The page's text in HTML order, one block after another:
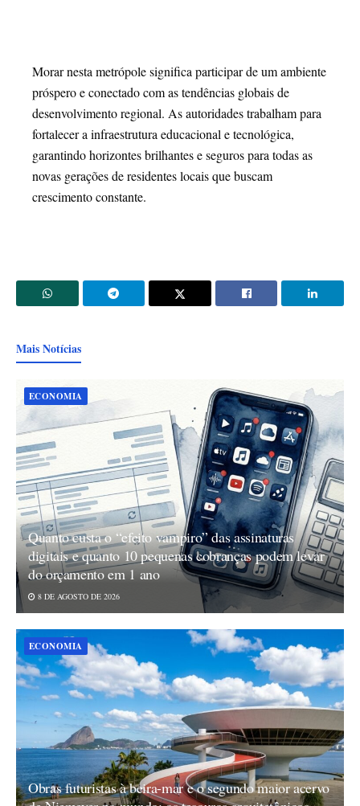
Morar nesta metrópole significa participar de um ambiente
próspero e conectado com as tendências globais de
desenvolvimento regional. As autoridades trabalham para
fortalecer a infraestrutura educacional e tecnológica,
garantindo horizontes brilhantes e seguros para todas as
novas gerações de residentes locais que buscam
crescimento constante.
Mais Notícias
ECONOMIA
Quanto custa o “efeito vampiro” das assinaturas
digitais e quanto 10 pequenas cobranças podem levar
do orçamento em 1 ano
8 DE AGOSTO DE 2026
ECONOMIA
Obras futuristas à beira-mar e o segundo maior acervo